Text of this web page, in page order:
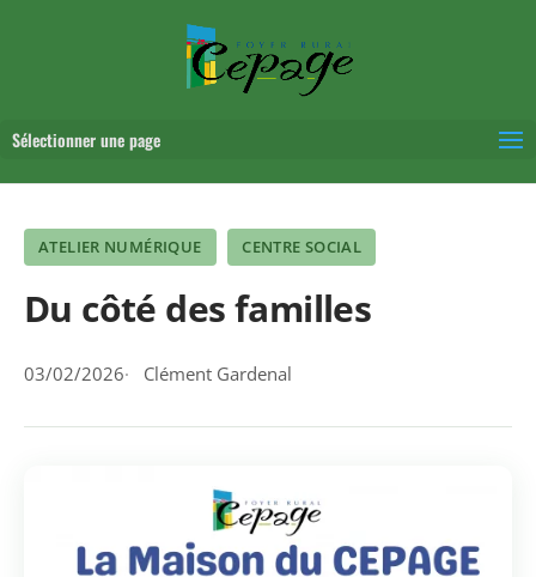
Sélectionner une page
ATELIER NUMÉRIQUE CENTRE SOCIAL
Du côté des familles
03/02/2026 Clément Gardenal